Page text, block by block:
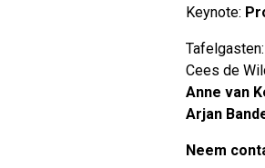
Keynote:
Tafelgasten:​
Cees de
Anne van
Arjan
Neem